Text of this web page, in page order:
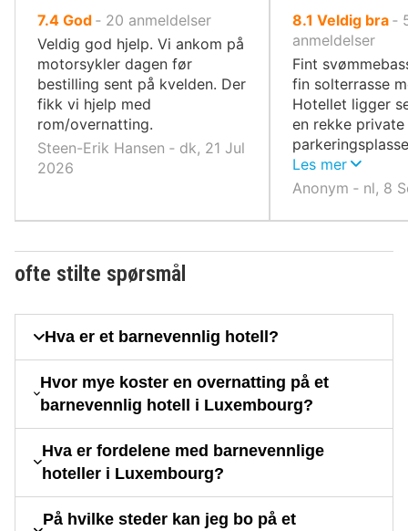
7.4av
10,
God ‐ 20 anmeldelser
Veldig god hjelp. Vi ankom på
motorsykler dagen før
bestilling sent på kvelden. Der
fikk vi hjelp med
rom/overnatting.
Steen-Erik Hansen ‐ dk, 21 Jul
2026
8.1 av
10,
Veldig bra ‐
anmeldelser
Fint
fin solterrasse
Hotellet ligger
en rekke private
(gratis).
Les mer
Anonym ‐ nl, 8
ofte stilte spørsmål
Hva er et barnevennlig hotell?
Hvor mye koster en overnatting på et
barnevennlig hotell i Luxembourg?
Hva er fordelene med barnevennlige
hoteller i Luxembourg?
På hvilke steder kan jeg bo på et